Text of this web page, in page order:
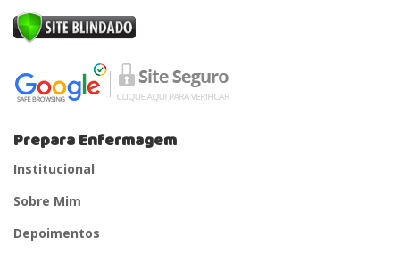
Prepara Enfermagem
Institucional
Sobre Mim
Depoimentos